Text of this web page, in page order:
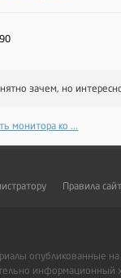
зачем, но
монитора ко ...
Правила
опубликованные на
информационный